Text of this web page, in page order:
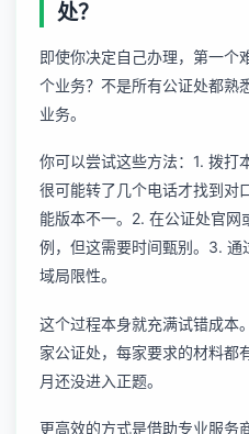
处？
即使你决定自己办理，第一个
个业务？不是所有公证处都熟
业务。
你可以尝试这些方法：1. 拨打
很可能转了几个电话才找到对
能版本不一。2. 在公证处官网
例，但这需要时间甄别。3. 通
域局限性。
这个过程本身就充满试错成本
家公证处，每家要求的材料都
月还没进入正题。
更高效的方式是借助专业服务